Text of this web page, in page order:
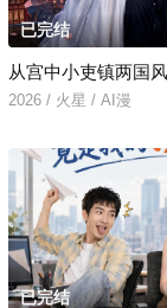
已完结
从宫中小吏镇两国
2026 / 火星 / AI漫
已完结